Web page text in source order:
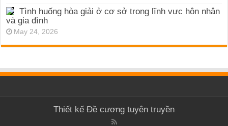
Tình huống hòa giải ở cơ sở trong lĩnh vực hôn nhân
và gia đình
May 24, 2026
Thiết kế Đề cương tuyên truyền